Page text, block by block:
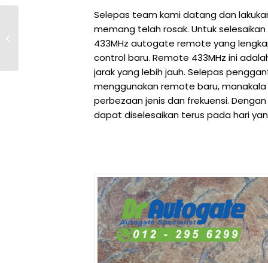
Selepas team kami datang dan
memang telah rosak. Untuk
433MHz autogate remote yang
control baru. Remote 433MHz ini
jarak yang lebih jauh. Selepas
menggunakan remote baru,
perbezaan jenis dan frekuensi.
dapat diselesaikan terus pada hari